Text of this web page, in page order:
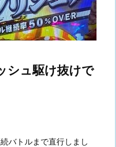
シュ駆け抜けで
バトルまで直行しまし